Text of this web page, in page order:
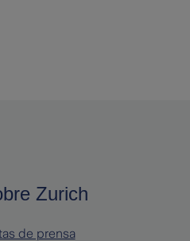
Zurich
de prensa